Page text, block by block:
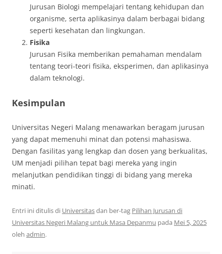
Jurusan Biologi mempelajari tentang kehidupan dan
organisme, serta aplikasinya dalam berbagai bidang
seperti kesehatan dan lingkungan.
Fisika
Jurusan Fisika memberikan pemahaman mendalam
tentang teori-teori fisika, eksperimen, dan aplikasinya
dalam teknologi.
Kesimpulan
Universitas Negeri Malang menawarkan beragam jurusan
yang dapat memenuhi minat dan potensi mahasiswa.
Dengan fasilitas yang lengkap dan dosen yang berkualitas,
UM menjadi pilihan tepat bagi mereka yang ingin
melanjutkan pendidikan tinggi di bidang yang mereka
minati.
Entri ini ditulis di Universitasdan ber-tag Pilihan Jurusan di
Universitas Negeri Malang untuk Masa Depanmu pada Mei 5, 2025
oleh admin.